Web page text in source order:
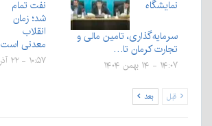
نمایشگاه
سرمایه‌گذاری، تامین مالی و
تجارت کرمان تا…
۱۴:۰۷ - ۱۴ بهمن ۱۴۰۴
نفت تمام
شد؛ زمان
انقلاب
معدنی است
۱۰:۵۷ - ۲۲ آذر ۱۴۰۴
قبل بعد